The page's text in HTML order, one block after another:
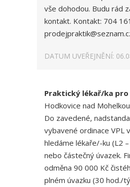
vše dohodou. Budu rád
kontakt. Kontakt: 704
DATUM UVEŘEJNĚNÍ:
Praktický lékař/ka pro
Hodkovice nad
Do zavedené,
vybavené ordinace VPL
hledáme lékaře/-ku (L2
nebo částečný úvazek.
odměna 90 000 Kč
plném úvazku (30 hod./